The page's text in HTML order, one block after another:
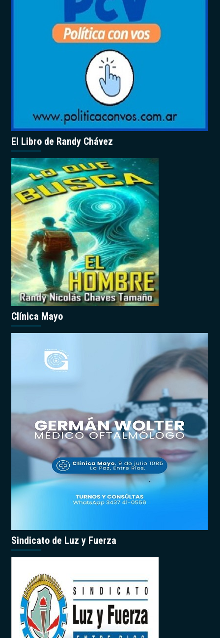
El Libro de Randy Chávez
Clínica Mayo
Sindicato de Luz y Fuerza